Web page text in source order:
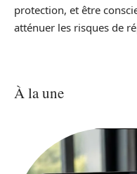
protection, et être
atténuer les risques de
À la une